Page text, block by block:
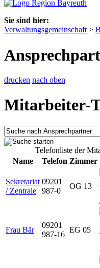
Sie sind hier:
Verwaltungsgemeinschaft >
drucken nach oben
Mitarbeiter-
Telefonliste der
Name
Telefon Zimmer
Sekretariat
/ Zentrale
09201
987-0
OG 13
Frau Bär
09201
987-16
EG 05